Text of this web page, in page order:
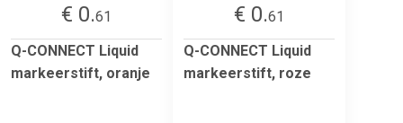
€ 0.61
Q-CONNECT Liquid
markeerstift, oranje
€ 0.61
Q-CONNECT Liquid
markeerstift, roze